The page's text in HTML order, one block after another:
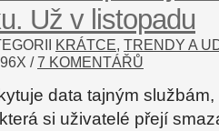
Už v listopadu
KRÁTCE, TRENDY A
X /7 KOMENTÁŘŮ
data tajným službám,
si uživatelé přejí